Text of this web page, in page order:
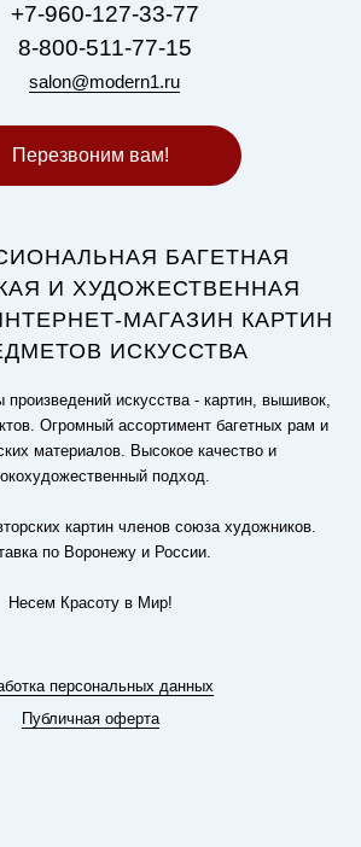
+7-960-127-33-77
8-800-511-77-15
salon@modern1.ru
Перезвоним вам!
БАГЕТНАЯ
И ХУДОЖЕСТВЕННАЯ
МАГАЗИН КАРТИН
ИСКУССТВА
искусства - картин, вышивок,
Огромный ассортимент багетных рам и
материалов. Высокое качество и
подход.
картин членов союза художников.
по Воронежу и России.
Несем Красоту в Мир!
персональных данных
Публичная оферта